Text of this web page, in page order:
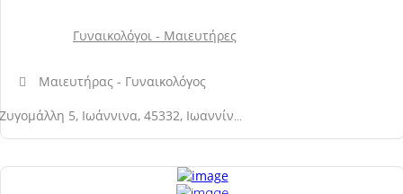
Γυναικολόγοι - Μαιευτήρες
Μαιευτήρας - Γυναικολόγος
Ζυγομάλλη 5, Ιωάννινα, 45332, Ιωαννίνων, Ήπειρος, Ελλάδα